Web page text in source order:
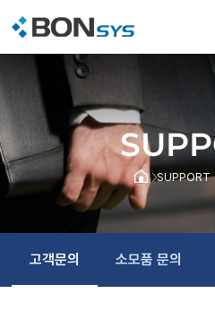
SUPPORT
고객문의 소모품 문의